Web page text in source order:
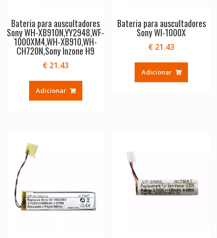
Bateria para auscultadores
Sony WH-XB910N,YY2948,WF-
1000XM4,WH-XB910,WH-
CH720N,Sony Inzone H9
€21.43
Adicionar
Bateria para auscultadores
Sony WI-1000X
€ 21.43
Adicionar